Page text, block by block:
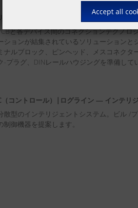
（ユニバーサル）|コンタクト ― コネクシ
と各デバイス間のコネクションテクノロ
ションが結集されているソリューションと
ナルブロック、ピンヘッド、メスコネクタ
-プラグ、DINレールハウジングを準備して
（コントロール）|ログライン ― インテリ
散型のインテリジェントシステム。ビル /
制御機器を提案します。
Accept all